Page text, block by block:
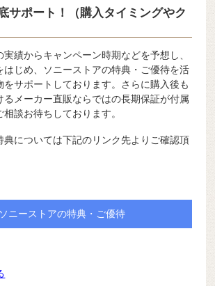
サポート！（購入タイミングやク
績からキャンペーン時期などを予想し、
はじめ、ソニーストアの特典・ご優待を活
をサポートしております。さらに購入後も
るメーカー直販ならではの長期保証が付属
談お待ちしております。
典については下記のリンク先よりご確認頂
ソニーストアの特典・ご優待